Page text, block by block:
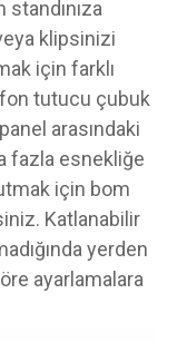
klipsinizi
için farklı
tutucu çubuk
arasındaki
fazla esnekliğe
için bom
Katlanabilir
yerden
ayarlamalara